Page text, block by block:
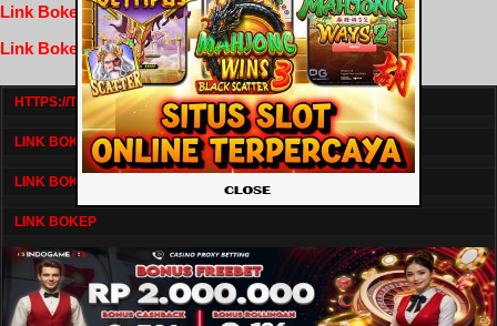
Link Bokep Indofilm
Link Bokep FilmNikmat
HTTPS://TV1.BOSKU21.CAM/
LINK BOKEP DRAMASERIAL
LINK BOKEP
LINK BOKEP